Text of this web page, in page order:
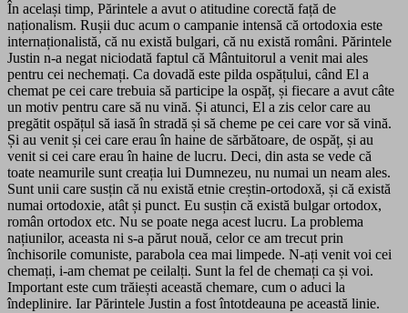
În același timp, Părintele a avut o atitudine corectă față de
naționalism. Rușii duc acum o campanie intensă că ortodoxia este
internaționalistă, că nu există bulgari, că nu există români. Părintele
Justin n-a negat niciodată faptul că Mântuitorul a venit mai ales
pentru cei nechemați. Ca dovadă este pilda ospățului, când El a
chemat pe cei care trebuia să participe la ospăț, și fiecare a avut câte
un motiv pentru care să nu vină. Și atunci, El a zis celor care au
pregătit ospățul să iasă în stradă și să cheme pe cei care vor să vină.
Și au venit și cei care erau în haine de sărbătoare, de ospăț, și au
venit si cei care erau în haine de lucru. Deci, din asta se vede că
toate neamurile sunt creația lui Dumnezeu, nu numai un neam ales.
Sunt unii care susțin că nu există etnie creștin-ortodoxă, și că există
numai ortodoxie, atât și punct. Eu susțin că există bulgar ortodox,
român ortodox etc. Nu se poate nega acest lucru. La problema
națiunilor, aceasta ni s-a părut nouă, celor ce am trecut prin
închisorile comuniste, parabola cea mai limpede. N-ați venit voi cei
chemați, i-am chemat pe ceilalți. Sunt la fel de chemați ca și voi.
Important este cum trăiești această chemare, cum o aduci la
îndeplinire. Iar Părintele Justin a fost întotdeauna pe această linie.